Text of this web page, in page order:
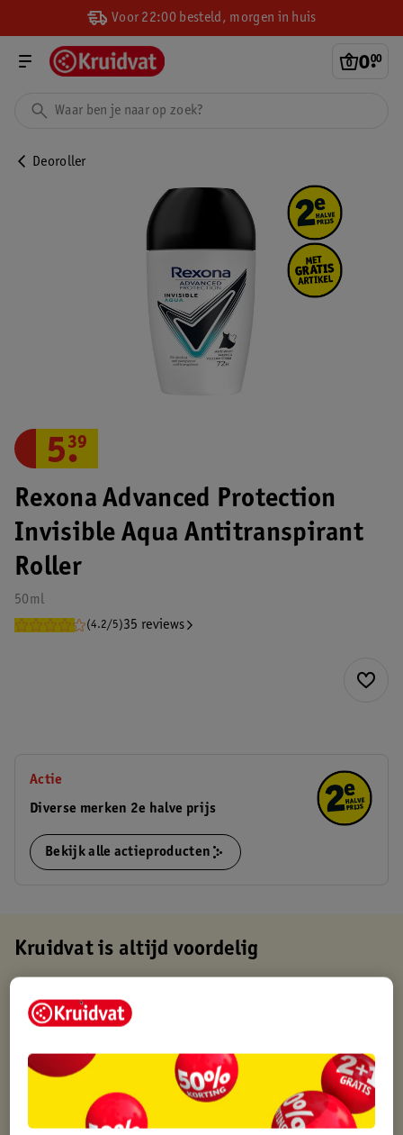
Voor 22:00 besteld, morgen in huis
0.
00
Deoroller
Rexona Advanced Protection
Invisible Aqua Antitranspirant
Roller
50ml
(4.2/5)35 reviews
5.
39
Actie
Diverse merken 2e halve prijs
Bekijk alle actieproducten
Kruidvat is altijd voordelig
Op werkdagen voor 22:00 uur besteld, volgende dag in huis
Gratis retourneren binnen 30 dagen
Gratis punten met je Kruidvat kaart